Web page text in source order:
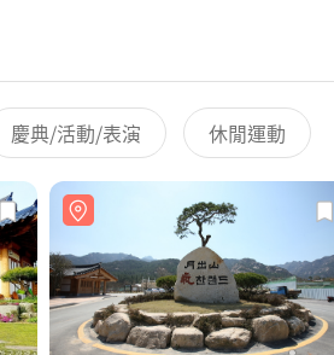
慶典/活動/表演 休閒運動